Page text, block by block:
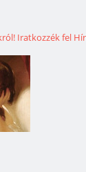
Iratkozzék fel